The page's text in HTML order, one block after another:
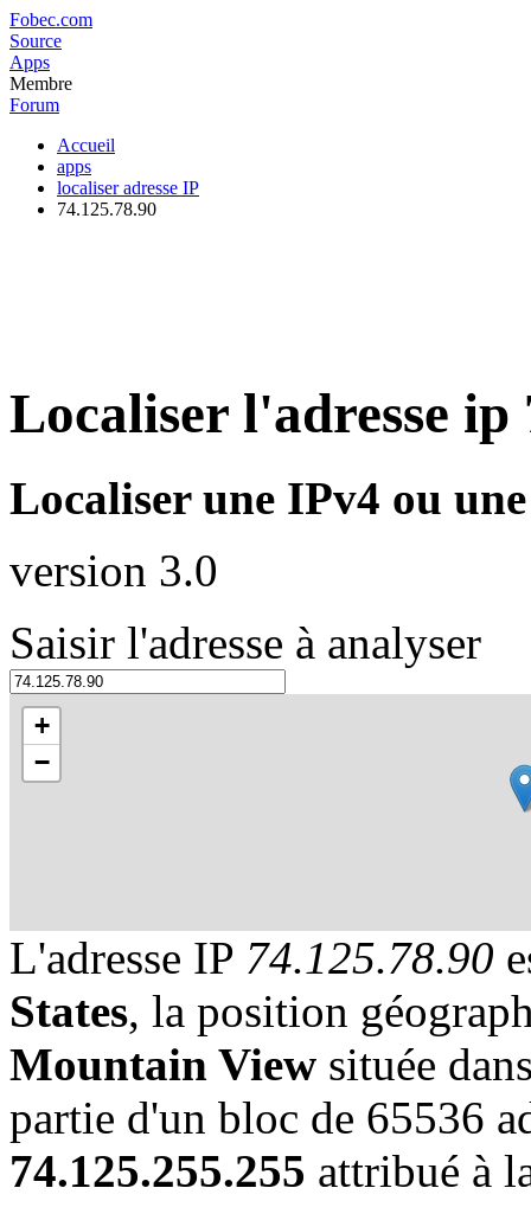
Fobec.com
Source
Apps
Membre
Forum
Accueil
apps
localiser adresse IP
74.125.78.90
Localiser l'adresse ip
Localiser une IPv4 ou
version 3.0
Saisir l'adresse à analyser
+
−
L'adresse IP 74.125.78.90
States, la position
Mountain View située
partie d'un bloc de 65536
74.125.255.255 attribué à